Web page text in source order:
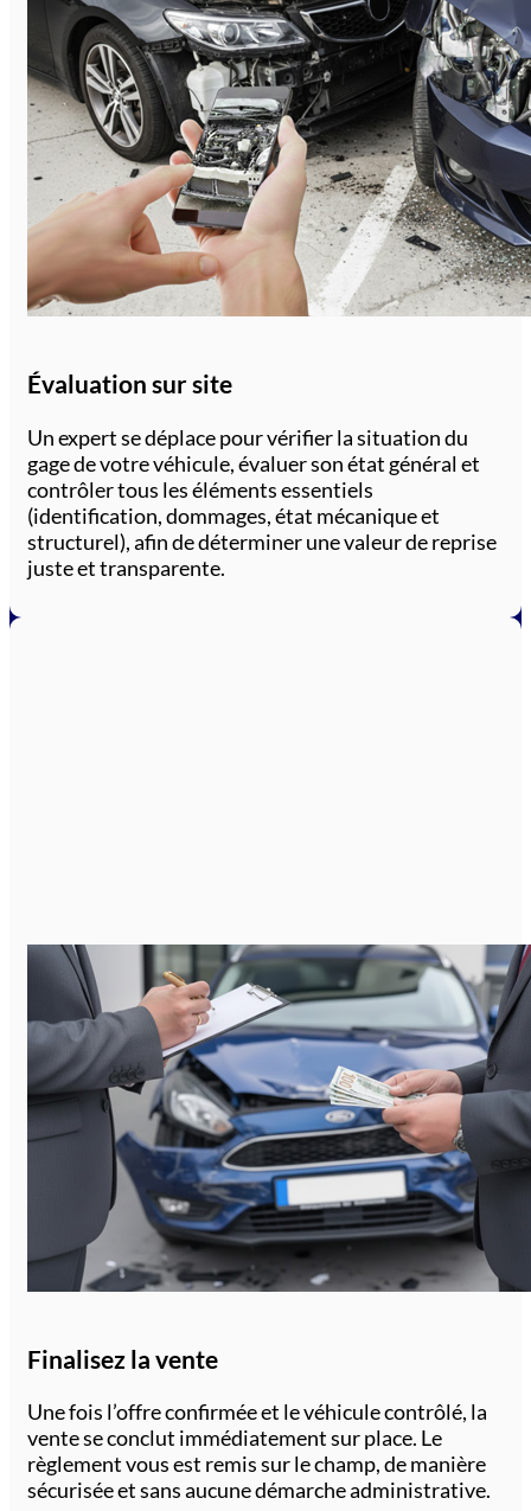
Évaluation sur site
Un expert se déplace pour vérifier la situation du
gage de votre véhicule, évaluer son état général et
contrôler tous les éléments essentiels
(identification, dommages, état mécanique et
structurel), afin de déterminer une valeur de reprise
juste et transparente.
Finalisez la vente
Une fois l’offre confirmée et le véhicule contrôlé, la
vente se conclut immédiatement sur place. Le
règlement vous est remis sur le champ, de manière
sécurisée et sans aucune démarche administrative.